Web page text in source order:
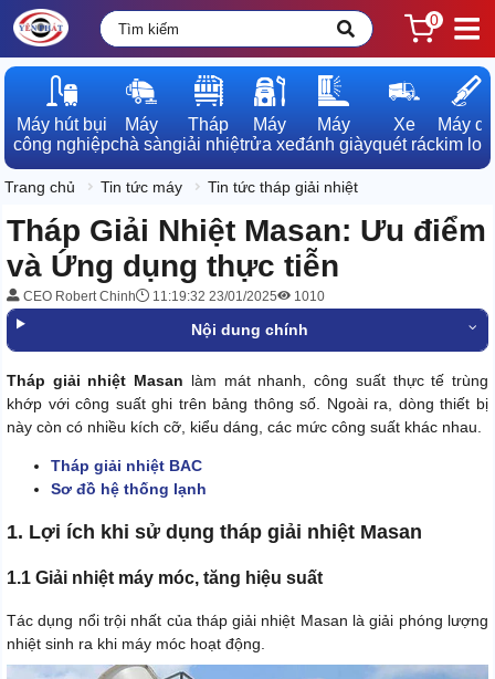
0
Máy hút bụi
công nghiệp
Máy
chà sàn
Tháp
giải nhiệt
Máy
rửa xe
Máy
đánh giày
Xe
quét rác
Máy dò
kim loại
Trang chủ Tin tức máy Tin tức tháp giải nhiệt
Tháp Giải Nhiệt Masan: Ưu điểm
và Ứng dụng thực tiễn
CEO Robert Chinh 11:19:32 23/01/2025 1010
Nội dung chính
Tháp giải nhiệt Masan làm mát nhanh, công suất thực tế trùng
khớp với công suất ghi trên bảng thông số. Ngoài ra, dòng thiết bị
này còn có nhiều kích cỡ, kiểu dáng, các mức công suất khác nhau.
Tháp giải nhiệt BAC
Sơ đồ hệ thống lạnh
1. Lợi ích khi sử dụng tháp giải nhiệt Masan
1.1 Giải nhiệt máy móc, tăng hiệu suất
Tác dụng nổi trội nhất của tháp giải nhiệt Masan là giải phóng lượng
nhiệt sinh ra khi máy móc hoạt động.